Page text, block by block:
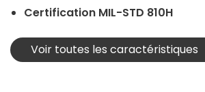
Certification MIL-STD 810H
Voir toutes les caractéristiques